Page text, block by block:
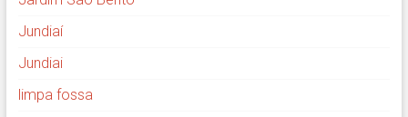
Jundiaí
Jundiai
limpa fossa